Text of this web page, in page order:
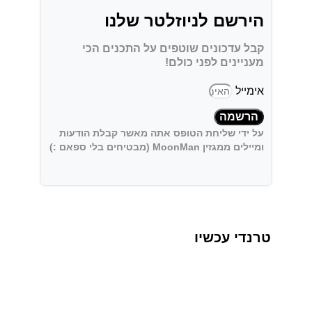
הירשם לניוזלטר שלנו
קבל עדכונים שוטפים על התכנים הכי
מעניינים לפני כולם!
אימייל
הרשמה
על ידי שליחת הטופס אתה מאשר קבלת הודעות
ומיילים ממגזין MoonMan (מבטיחים בלי ספאם :)
טרנדי עכשיו